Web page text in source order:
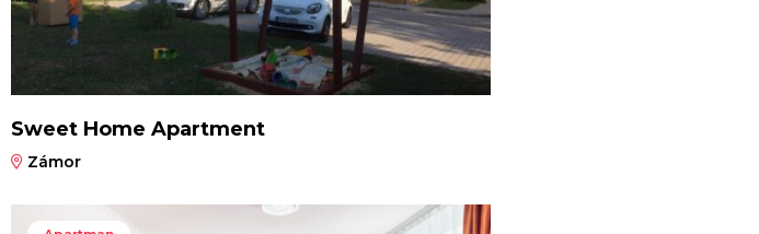
Sweet Home Apartment
Zámor